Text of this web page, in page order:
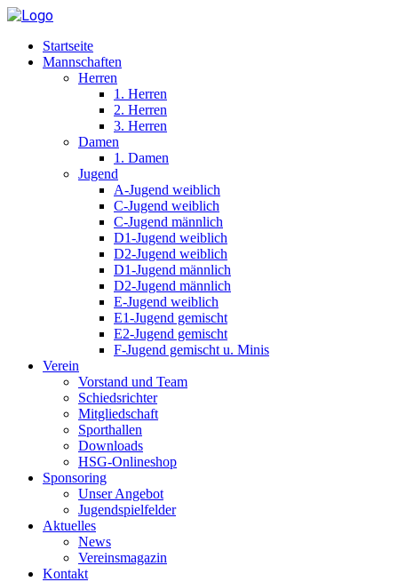
Startseite
Mannschaften
Herren
1. Herren
2. Herren
3. Herren
Damen
1. Damen
Jugend
A-Jugend weiblich
C-Jugend weiblich
C-Jugend männlich
D1-Jugend weiblich
D2-Jugend weiblich
D1-Jugend männlich
D2-Jugend männlich
E-Jugend weiblich
E1-Jugend gemischt
E2-Jugend gemischt
F-Jugend gemischt u. Minis
Verein
Vorstand und Team
Schiedsrichter
Mitgliedschaft
Sporthallen
Downloads
HSG-Onlineshop
Sponsoring
Unser Angebot
Jugendspielfelder
Aktuelles
News
Vereinsmagazin
Kontakt